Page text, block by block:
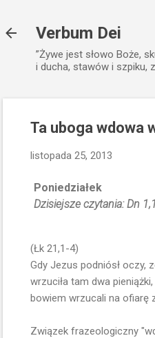
Verbum Dei
”Żywe jest słowo Boże,
i ducha, stawów i szpiku,
Ta uboga wdowa
listopada 25, 2013
Poniedziałek
Dzisiejsze czytania: Dn
(Łk 21,1-4)
Gdy Jezus podniósł oczy,
wrzuciła tam dwa
bowiem wrzucali na ofiarę
Związek frazeologiczny